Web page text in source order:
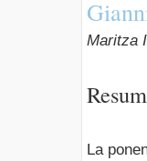
Maritza
La